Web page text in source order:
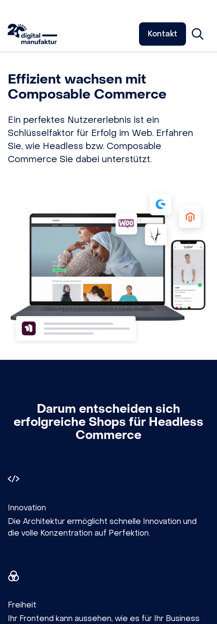
Kontakt
Effizient wachsen mit
Composable Commerce
Ein perfektes Nutzererlebnis ist ein
Schlüsselfaktor für Erfolg im Web. Erfahren
Sie, wie Headless bzw. Composable
Commerce Sie dabei unterstützt.
Darum entscheiden sich
erfolgreiche Shops für Headless
Commerce
Innovation
Die Architektur ermöglicht schnelle Innovation und
die volle Konzentration auf Perfektion.
Freiheit
Ihr Frontend kann aussehen, wie es für Ihr Business